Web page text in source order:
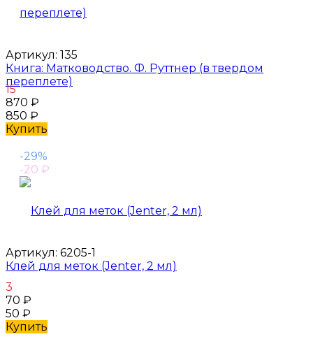
Артикул: 135
Книга: Матководство. Ф. Руттнер (в твердом
переплете)
15
870 ₽
850 ₽
Купить
-29%
-20 ₽
Артикул: 6205-1
Клей для меток (Jenter, 2 мл)
3
70 ₽
50 ₽
Купить